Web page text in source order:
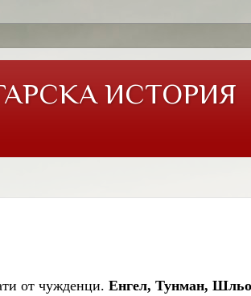
ИСТОРИЯ
от чужденци. Енгел, Тунман,